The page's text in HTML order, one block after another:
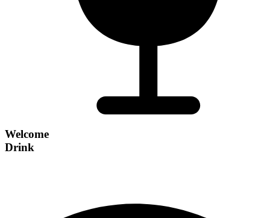
Welcome
Drink